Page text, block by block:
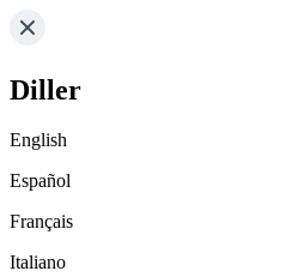
Diller
English
Español
Français
Italiano